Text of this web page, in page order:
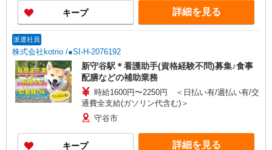
キープ 詳細を見る
派遣社員
株式会社kotrio /●SI-H-2076192
新守谷駅＊看護助手(資格経験不問)募集♪食事
配膳などの補助業務
時給1600円〜2250円 ＜日払い有/週払い有/交
通費全支給(ガソリン代含む)＞
守谷市
キープ 詳細を見る